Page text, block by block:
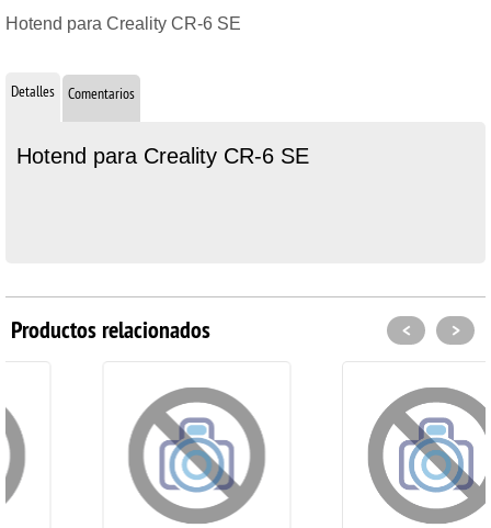
Hotend para Creality CR-6 SE
Detalles Comentarios
Hotend para Creality CR-6 SE
Productos relacionados < >